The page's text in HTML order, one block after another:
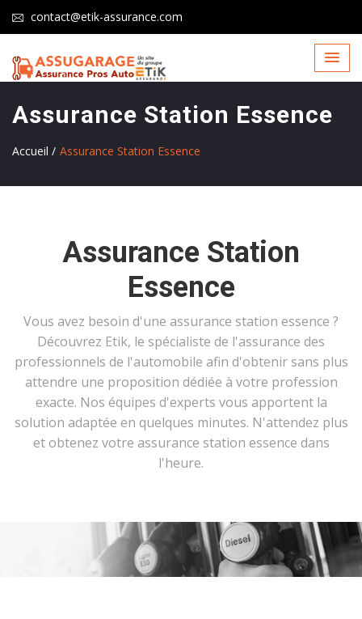
contact@etik-assurance.com
Assurance Station Essence
Accueil / Assurance Station Essence
Assurance Station
Essence
Vous avez besoin d'une assurance station essence ?
Découvrez Etik, le spécialiste de l'assurance des
professionnels de l'automobile afin d'obtenir sans plus
attendre une proposition dédiée à votre profession
exacte. Nos équipes d'experts vous apportent la
solution adaptée en quelques minutes. N'attendez plus
et obtenez votre assurance station essence dans
l'heure.